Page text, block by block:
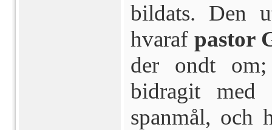
bildats. Den
hvaraf pastor
der ondt
bidragit med
spanmål, och